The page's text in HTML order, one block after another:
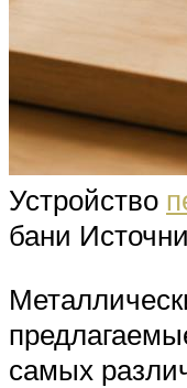
Устройство
бани
самых